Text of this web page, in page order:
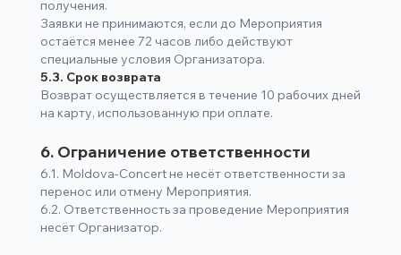
получения.
Заявки не принимаются, если до Мероприятия
остаётся менее 72 часов либо действуют
специальные условия Организатора.
5.3. Срок возврата
Возврат осуществляется в течение 10 рабочих дней
на карту, использованную при оплате.
6. Ограничение ответственности
6.1. Moldova-Concert не несёт ответственности за
перенос или отмену Мероприятия.
6.2. Ответственность за проведение Мероприятия
несёт Организатор.